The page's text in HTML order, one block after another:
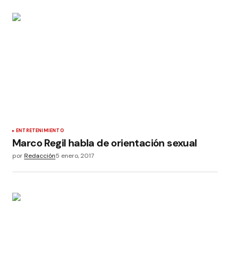
ENTRETENIMIENTO
Marco Regil habla de orientación sexual
porRedacción5 enero, 2017